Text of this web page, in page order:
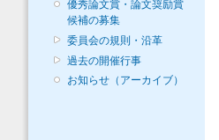
優秀論文賞・論文奨励賞
候補の募集
委員会の規則・沿革
過去の開催行事
お知らせ（アーカイブ）